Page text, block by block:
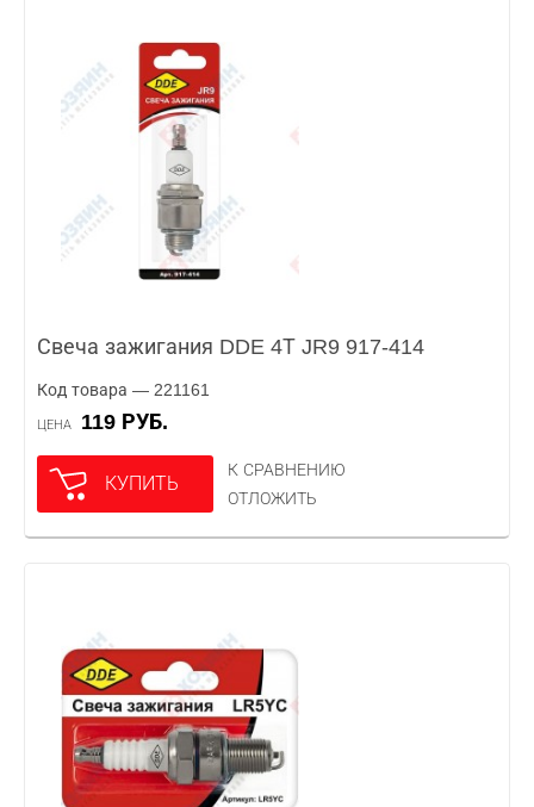
Свеча зажигания DDE 4Т JR9 917-414
Код товара — 221161
ЦЕНА 119 РУБ.
КУПИТЬ
К СРАВНЕНИЮ
ОТЛОЖИТЬ